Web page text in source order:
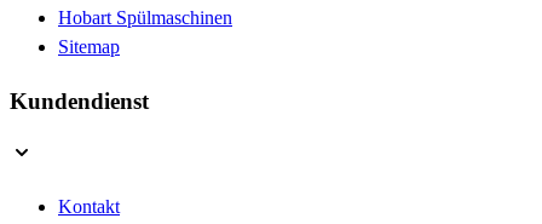
Hobart Spülmaschinen
Sitemap
Kundendienst
Kontakt